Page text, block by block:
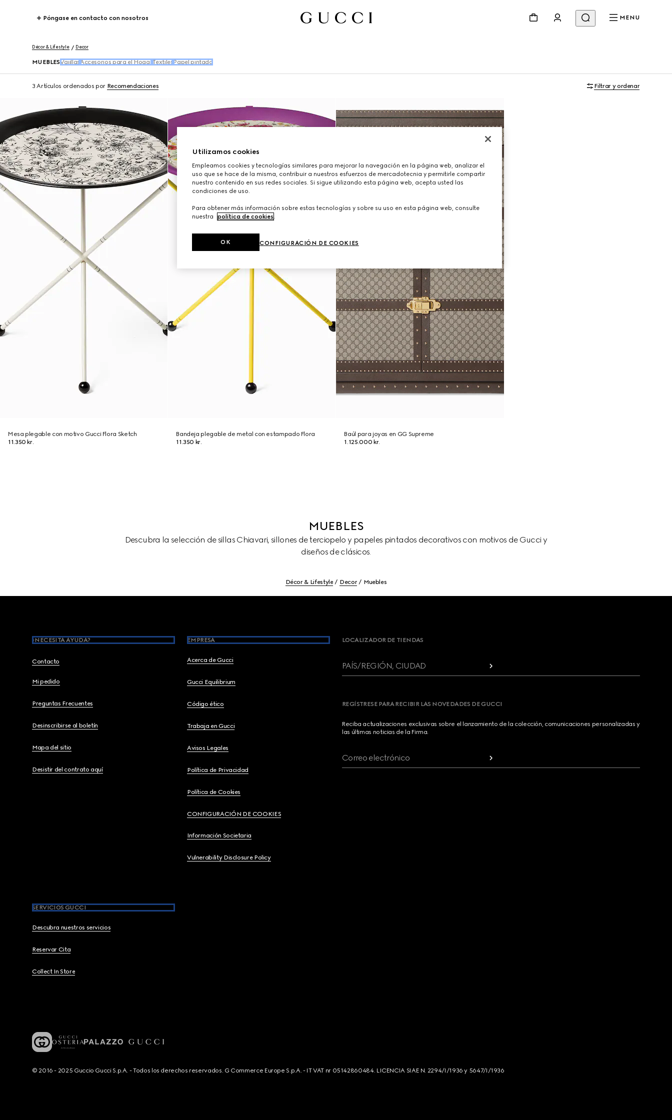
Póngase en contacto con nosotros MENU
Décor & Lifestyle Decor
MUEBLES Vajillas Accesorios para el Hogar Textiles Papel pintado
3 Artículos ordenados por Recomendaciones Filtrar y ordenar
Mesa plegable con motivo Gucci Flora Sketch
11.350 kr.
Bandeja plegable de metal con estampado Flora
11.350 kr.
Baúl para joyas en GG Supreme
1.125.000 kr.
MUEBLES
Descubra la selección de sillas Chiavari, sillones de terciopelo y papeles pintados decorativos con motivos de Gucci y
diseños de clásicos.
Décor & Lifestyle Decor Muebles
¿NECESITA AYUDA?
Contacto
Mi pedido
Preguntas Frecuentes
Desinscribirse al boletín
Mapa del sitio
Desistir del contrato aquí
EMPRESA
Acerca de Gucci
Gucci Equilibrium
Código ético
Trabaja en Gucci
Avisos Legales
Política de Privacidad
Política de Cookies
CONFIGURACIÓN DE COOKIES
Información Societaria
Vulnerability Disclosure Policy
SERVICIOS GUCCI
Descubra nuestros servicios
Reservar Cita
Collect In Store
LOCALIZADOR DE TIENDAS
PAÍS/REGIÓN, CIUDAD
REGÍSTRESE PARA RECIBIR LAS NOVEDADES DE GUCCI
Reciba actualizaciones exclusivas sobre el lanzamiento de la colección, comunicaciones personalizadas y
las últimas noticias de la Firma.
Correo electrónico
© 2016 - 2025 Guccio Gucci S.p.A. - Todos los derechos reservados. G Commerce Europe S.p.A. - IT VAT nr 05142860484. LICENCIA SIAE N. 2294/I/1936 y 5647/I/1936
Utilizamos cookies
Empleamos cookies y tecnologías similares para mejorar la navegación en la página web, analizar el
uso que se hace de la misma, contribuir a nuestros esfuerzos de mercadotecnia y permitirle compartir
nuestro contenido en sus redes sociales. Si sigue utilizando esta página web, acepta usted las
condiciones de uso.
Para obtener más información sobre estas tecnologías y sobre su uso en esta página web, consulte
nuestra
política de cookies.
CONFIGURACIÓN DE COOKIES
OK